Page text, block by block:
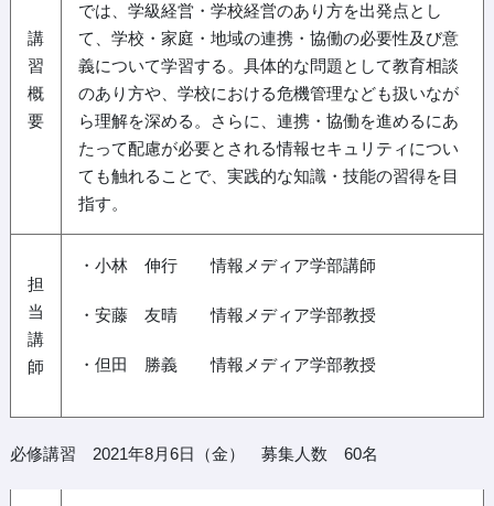
講
習
概
要
では、学級経営・学校経営のあり方を出発点とし
て、学校・家庭・地域の連携・協働の必要性及び意
義について学習する。具体的な問題として教育相談
のあり方や、学校における危機管理なども扱いなが
ら理解を深める。さらに、連携・協働を進めるにあ
たって配慮が必要とされる情報セキュリティについ
ても触れることで、実践的な知識・技能の習得を目
指す。
担
当
講
師
・小林 伸行 情報メディア学部講師
・安藤 友晴 情報メディア学部教授
・但田 勝義 情報メディア学部教授
必修講習 2021年8月6日（金） 募集人数 60名